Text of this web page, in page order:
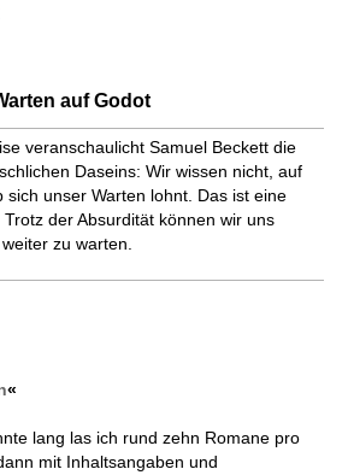
auf Godot
veranschaulicht Samuel Beckett die
Daseins: Wir wissen nicht, auf
sich unser Warten lohnt. Das ist eine
der Absurdität können wir uns
zu warten.
«
lang las ich rund zehn Romane pro
mit Inhaltsangaben und